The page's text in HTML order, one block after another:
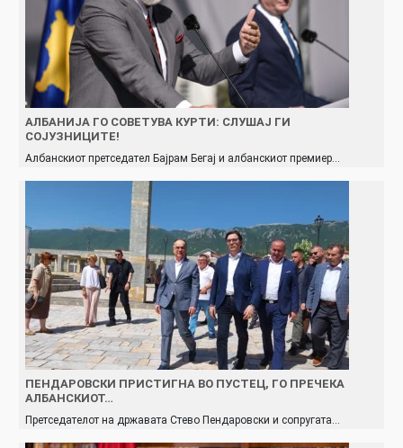
АЛБАНИЈА ГО СОВЕТУВА КУРТИ: СЛУШАЈ ГИ
СОЈУЗНИЦИТЕ!
Албанскиот претседател Бајрам Бегај и албанскиот премиер…
ПЕНДАРОВСКИ ПРИСТИГНА ВО ПУСТЕЦ, ГО ПРЕЧЕКА
АЛБАНСКИОТ…
Претседателот на државата Стево Пендаровски и сопругата…